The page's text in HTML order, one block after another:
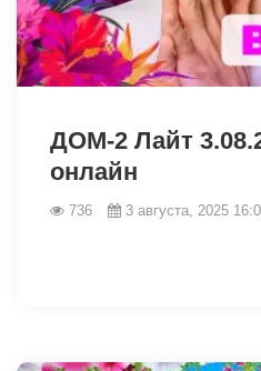
ДОМ-2 Лайт
онлайн
736 3 августа, 2025